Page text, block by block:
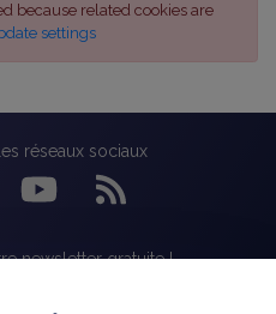
because related cookies are
settings
réseaux sociaux
newsletter gratuite !